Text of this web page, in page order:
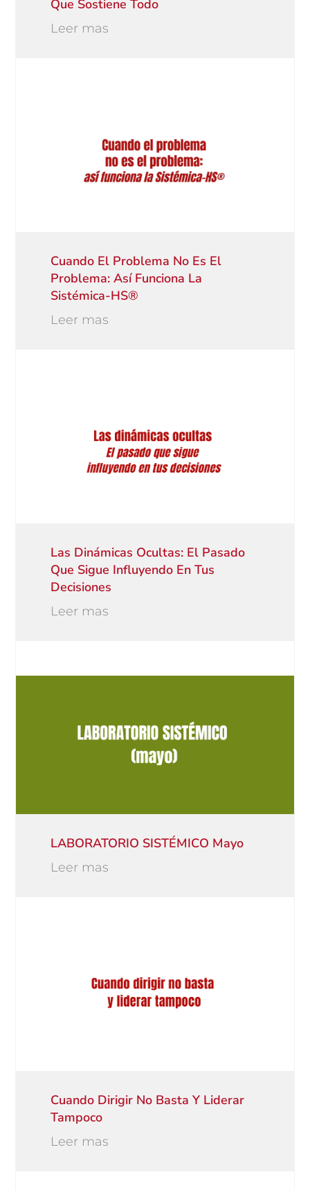
Que Sostiene Todo
Leer mas
Cuando El Problema No Es El
Problema: Así Funciona La
Sistémica-HS®
Leer mas
Las Dinámicas Ocultas: El Pasado
Que Sigue Influyendo En Tus
Decisiones
Leer mas
LABORATORIO SISTÉMICO Mayo
Leer mas
Cuando Dirigir No Basta Y Liderar
Tampoco
Leer mas